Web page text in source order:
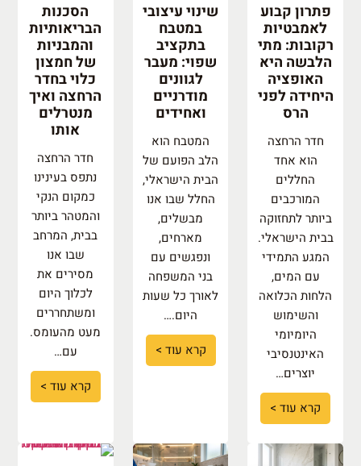
פתרון קבוע
לאמבטיות
רקובות: מתי
הלבשה היא
האופציה
היחידה לפני
הרס
חדר הרחצה
הוא אחד
החללים
המורכבים
ביותר לתחזוקה
בבית הישראלי.
המגע התמידי
עם המים,
הלחות הכלואה
והשימוש
היומיומי
האינטנסיבי
יוצרים…
קרא עוד >
שינוי עיצובי
במטבח
בתקציב
שפוי: מעבר
לגוונים
מודרניים
ואחידים
המטבח הוא
הלב הפועם של
הבית הישראלי,
החלל שבו אנו
מבשלים,
מארחים,
ונפגשים עם
בני המשפחה
לאורך כל שעות
היום.…
קרא עוד >
הסכנות
הבריאותיות
והמבניות
של חמצון
כלוי בחדר
הרחצה ואיך
מנטרלים
אותו
חדר הרחצה
נתפס בעינינו
כמקום הנקי
והמטהר ביותר
בבית, המרחב
שבו אנו
מסירים את
לכלוך היום
ומשתחררים
מעט מהעומס.
עם…
קרא עוד >